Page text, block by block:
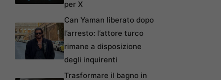
per X
Can Yaman liberato dopo
l’arresto: l’attore turco
rimane a disposizione
degli inquirenti
Trasformare il bagno in